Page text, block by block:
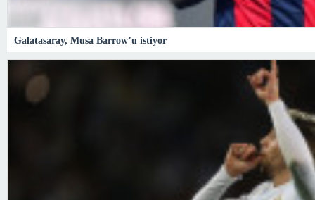
Galatasaray, Musa Barrow’u istiyor